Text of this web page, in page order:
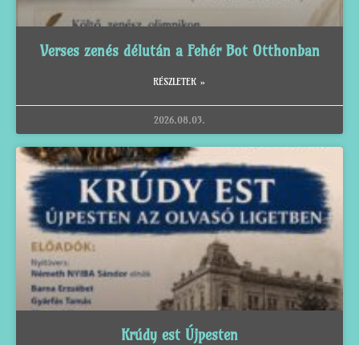
Verses zenés délután a Fehér Bot Otthonban
RÉSZLETEK »
2026.08.03.
Krúdy est Újpesten